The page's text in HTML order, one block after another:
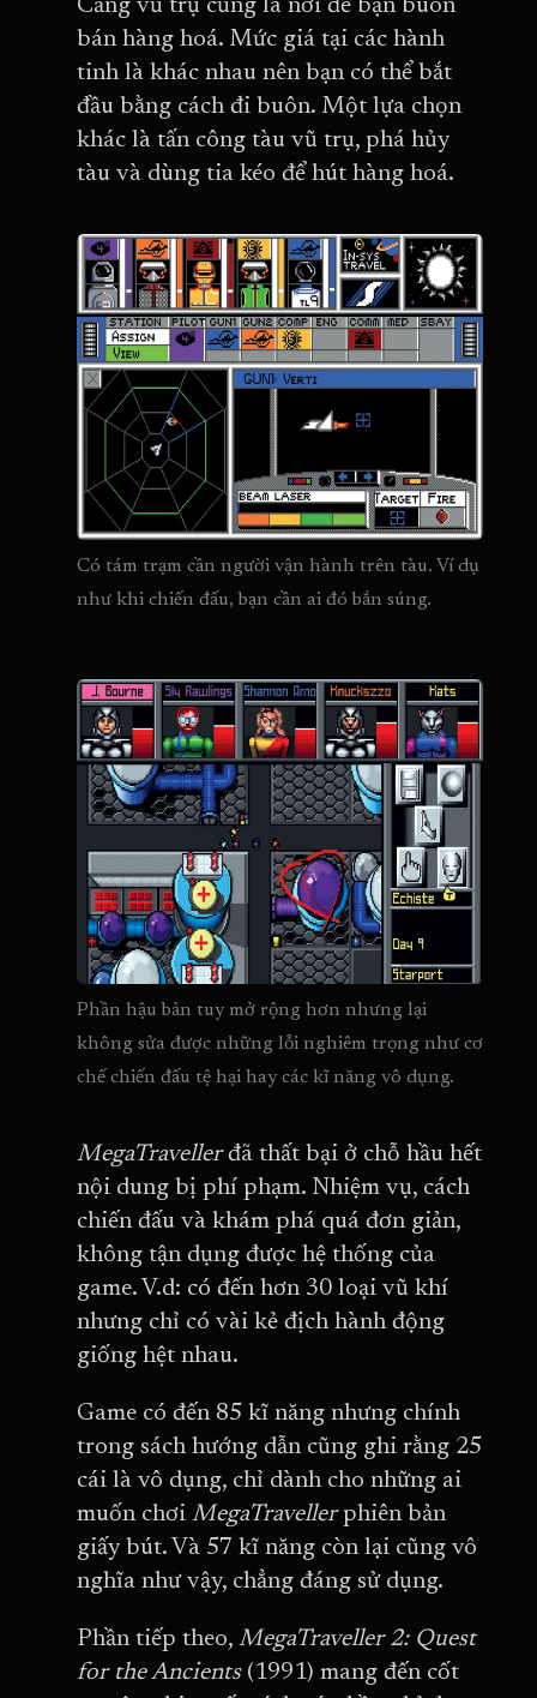
Cảng vũ trụ cũng là nơi để bạn buôn
bán hàng hoá. Mức giá tại các hành
tinh là khác nhau nên bạn có thể bắt
đầu bằng cách đi buôn. Một lựa chọn
khác là tấn công tàu vũ trụ, phá hủy
tàu và dùng tia kéo để hút hàng hoá.
Có tám trạm cần người vận hành trên tàu. Ví dụ
như khi chiến đấu, bạn cần ai đó bắn súng.
Phần hậu bản tuy mở rộng hơn nhưng lại
không sửa được những lỗi nghiêm trọng như cơ
chế chiến đấu tệ hại hay các kĩ năng vô dụng.
MegaTravellerđã thất bại ở chỗ hầu hết
nội dung bị phí phạm. Nhiệm vụ, cách
chiến đấu và khám phá quá đơn giản,
không tận dụng được hệ thống của
game. V.d: có đến hơn 30 loại vũ khí
nhưng chỉ có vài kẻ địch hành động
giống hệt nhau.
Game có đến 85 kĩ năng nhưng chính
trong sách hướng dẫn cũng ghi rằng 25
cái là vô dụng, chỉ dành cho những ai
muốn chơi MegaTravellerphiên bản
giấy bút. Và 57 kĩ năng còn lại cũng vô
nghĩa như vậy, chẳng đáng sử dụng.
Phần tiếp theo, MegaTraveller 2: Quest
for the Ancients(1991) mang đến cốt